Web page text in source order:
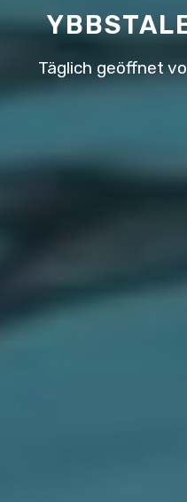
Täglich geöffnet